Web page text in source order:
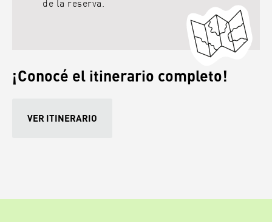
de la reserva.
¡Conocé el itinerario completo!
VER ITINERARIO